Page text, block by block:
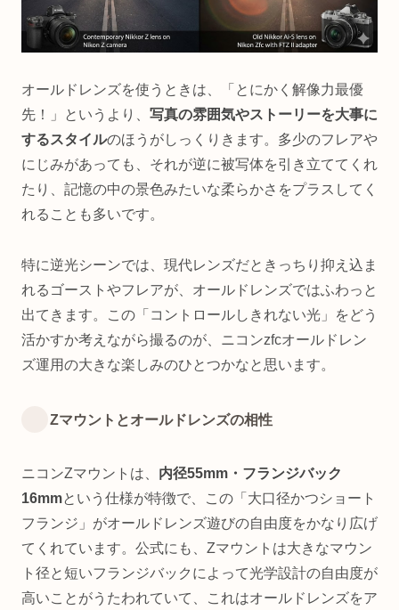
オールドレンズを使うときは、「とにかく解像力最優
先！」というより、 写真の雰囲気やストーリーを大事に
するスタイルのほうがしっくりきます。多少のフレアや
にじみがあっても、それが逆に被写体を引き立ててくれ
たり、記憶の中の景色みたいな柔らかさをプラスしてく
れることも多いです。
特に逆光シーンでは、現代レンズだときっちり抑え込ま
れるゴーストやフレアが、オールドレンズではふわっと
出てきます。この「コントロールしきれない光」をどう
活かすか考えながら撮るのが、ニコンzfcオールドレン
ズ運用の大きな楽しみのひとつかなと思います。
Zマウントとオールドレンズの相性
ニコンZマウントは、 内径55mm・フランジバック
16mmという仕様が特徴で、この「大口径かつショート
フランジ」がオールドレンズ遊びの自由度をかなり広げ
てくれています。公式にも、Zマウントは大きなマウン
ト径と短いフランジバックによって光学設計の自由度が
高いことがうたわれていて、これはオールドレンズをア